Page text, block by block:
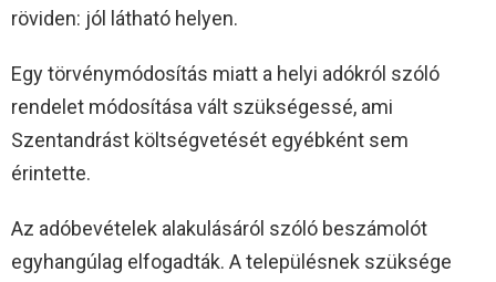
röviden: jól látható helyen.
Egy törvénymódosítás miatt a helyi adókról szóló
rendelet módosítása vált szükségessé, ami
Szentandrást költségvetését egyébként sem
érintette.
Az adóbevételek alakulásáról szóló beszámolót
egyhangúlag elfogadták. A településnek szüksége